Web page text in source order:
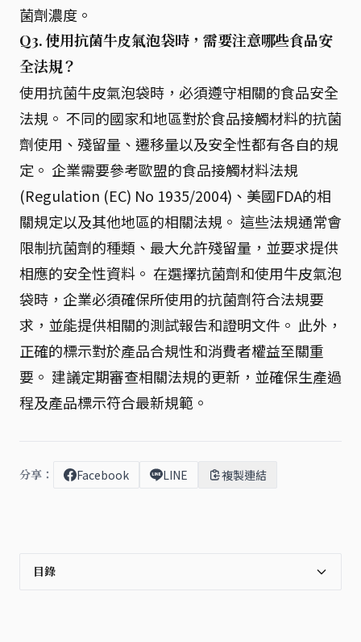
菌劑濃度。
Q3. 使用抗菌牛皮氣泡袋時，需要注意哪些食品安
全法規？
使用抗菌牛皮氣泡袋時，必須遵守相關的食品安全
法規。 不同的國家和地區對於食品接觸材料的抗菌
劑使用、殘留量、遷移量以及安全性都有各自的規
定。 企業需要參考歐盟的食品接觸材料法規
(Regulation (EC) No 1935/2004)、美國FDA的相
關規定以及其他地區的相關法規。 這些法規通常會
限制抗菌劑的種類、最大允許殘留量，並要求提供
相應的安全性資料。 在選擇抗菌劑和使用牛皮氣泡
袋時，企業必須確保所使用的抗菌劑符合法規要
求，並能提供相關的測試報告和證明文件。 此外，
正確的標示對於產品合規性和消費者權益至關重
要。 建議定期審查相關法規的更新，並確保生產過
程及產品標示符合最新規範。
分享： Facebook LINE 複製連結
目錄